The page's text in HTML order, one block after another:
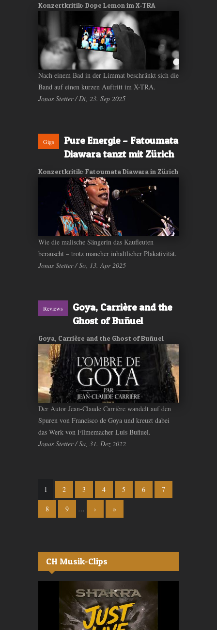
Konzertkritik: Dope Lemon im X-TRA
Nach einem Bad in der Limmat beschränkt sich die
Band auf einen kurzen Auftritt im X-TRA.
Jonas Stetter / Di, 23. Sep 2025
Gigs
Pure Energie – Fatoumata
Diawara tanzt mit Zürich
Konzertkritik: Fatoumata Diawara in Zürich
Wie die malische Sängerin das Kaufleuten
berauscht – trotz mancher inhaltlicher Plakativität.
Jonas Stetter / So, 13. Apr 2025
Reviews
Goya, Carrière and the
Ghost of Buñuel
Goya, Carrière and the Ghost of Buñuel
Der Autor Jean-Claude Carrière wandelt auf den
Spuren von Francisco de Goya und kreuzt dabei
das Werk von Filmemacher Luis Buñuel.
Jonas Stetter / Sa, 31. Dez 2022
Seiten
1 2 3 4 5 6 7
8 9 … › »
CH Musik-Clips